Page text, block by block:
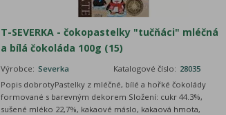
T-SEVERKA - čokopastelky "tučňáci" mléčná
a bílá čokoláda 100g (15)
Výrobce: Severka Katalogové číslo: 28035
Popis dobrotyPastelky z mléčné, bílé a hořké čokolády
formované s barevným dekorem Složení: cukr 44.3%,
sušené mléko 22,7%, kakaové máslo, kakaová hmota,